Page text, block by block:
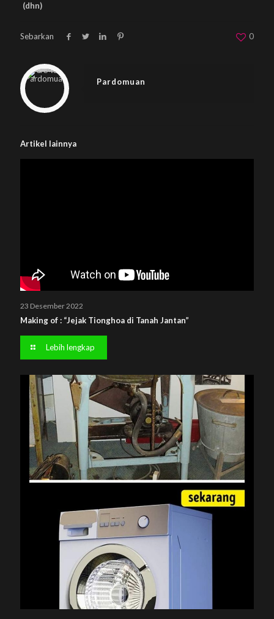
(dhn)
Sebarkan 0
Warning
: Trying to access array offset on null in
/home/u833233641/domains/beplus.id/public_html/wp-content/themes/betheme/includes/content-single.php
on line
286
Pardomuan
Artikel lainnya
23 Desember 2022
Making of : “Jejak Tionghoa di Tanah Jantan”
Lebih lengkap